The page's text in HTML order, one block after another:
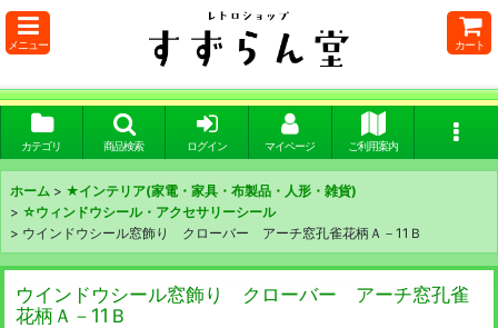
メニュー カート
カテゴリ 商品検索 ログイン マイページ ご利用案内
ホーム > ★インテリア(家電・家具・布製品・人形・雑貨)
> ☆ウィンドウシール・アクセサリーシール
> ウインドウシール窓飾り クローバー アーチ窓孔雀花柄Ａ－11Ｂ
ウインドウシール窓飾り クローバー アーチ窓孔雀
花柄Ａ－11Ｂ